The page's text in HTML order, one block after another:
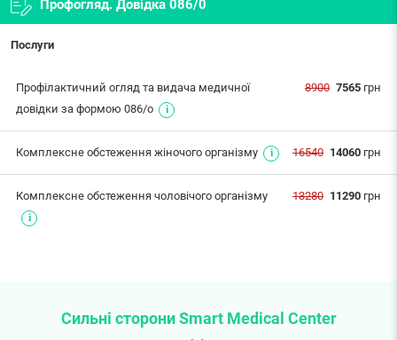
Профогляд. Довідка 086/0
Послуги
8900 7565 грн
Профілактичний огляд та видача медичної
довідки за формою 086/о
16540 14060 грн
Комплексне обстеження жіночого організму
13280 11290 грн
Комплексне обстеження чоловічого організму
Сильні сторони Smart Medical Center